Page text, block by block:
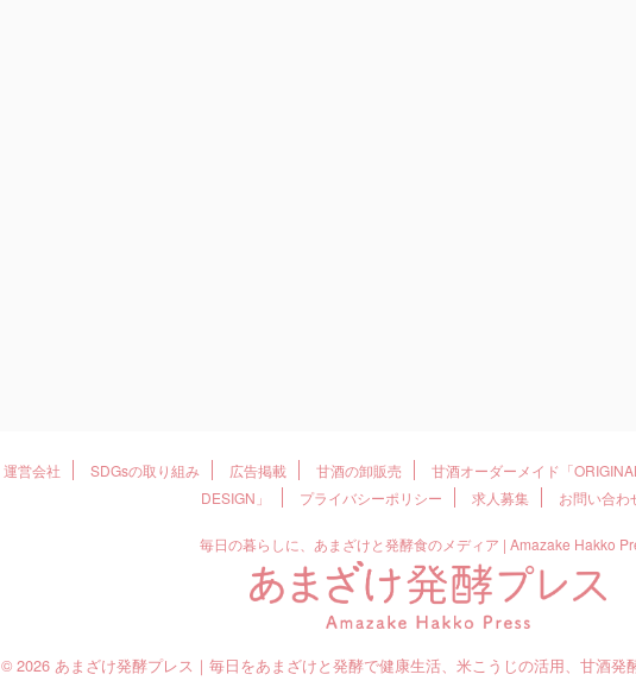
運営会社 SDGsの取り組み 広告掲載 甘酒の卸販売 甘酒オーダーメイド「
DESIGN」
プライバシーポリシー 求人募集 お問い合わ
毎日の暮らしに、あまざけと発酵食のメディア | Amazake Hakko
© 2026 あまざけ発酵プレス｜毎日をあまざけと発酵で健康生活、米こうじの活用、甘酒発